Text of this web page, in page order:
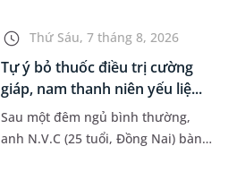
Thứ Sáu, 7 tháng 8, 2026
Tự ý bỏ thuốc điều trị cường
giáp, nam thanh niên yếu liệ...
Sau một đêm ngủ bình thường,
anh N.V.C (25 tuổi, Đồng Nai) bàng